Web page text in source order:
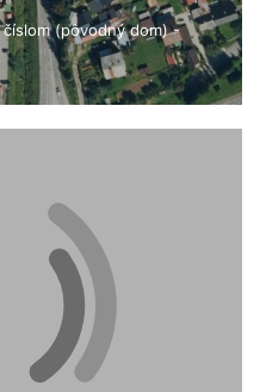
(pôvodný dom) -